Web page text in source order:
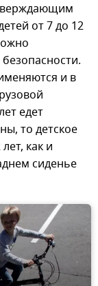
от 7 до 12
и в
едет
то детское
как и
сиденье